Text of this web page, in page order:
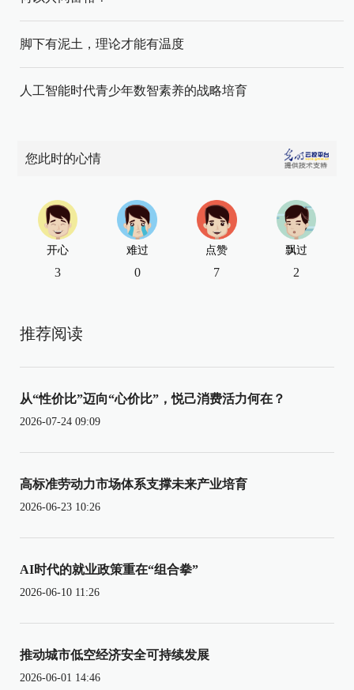
脚下有泥土，理论才能有温度
人工智能时代青少年数智素养的战略培育
您此时的心情
开心
3
难过
0
点赞
7
飘过
2
推荐阅读
从“性价比”迈向“心价比”，悦己消费活力何在？
2026-07-24 09:09
高标准劳动力市场体系支撑未来产业培育
2026-06-23 10:26
AI时代的就业政策重在“组合拳”
2026-06-10 11:26
推动城市低空经济安全可持续发展
2026-06-01 14:46